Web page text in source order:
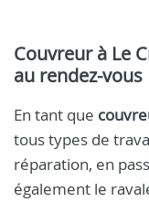
Couvreur à Le
au rendez-vous
En tant que
tous types de
réparation, en
également le